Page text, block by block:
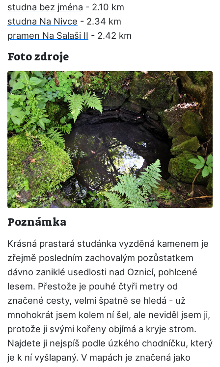
studna bez jména - 2.10 km
studna Na Nivce - 2.34 km
pramen Na Salaši II - 2.42 km
Foto zdroje
Poznámka
Krásná prastará studánka vyzděná kamenem je
zřejmě posledním zachovalým pozůstatkem
dávno zaniklé usedlosti nad Oznicí, pohlcené
lesem. Přestože je pouhé čtyři metry od
značené cesty, velmi špatně se hledá - už
mnohokrát jsem kolem ní šel, ale neviděl jsem ji,
protože ji svými kořeny objímá a kryje strom.
Najdete ji nejspíš podle úzkého chodníčku, který
je k ní vyšlapaný. V mapách je značená jako